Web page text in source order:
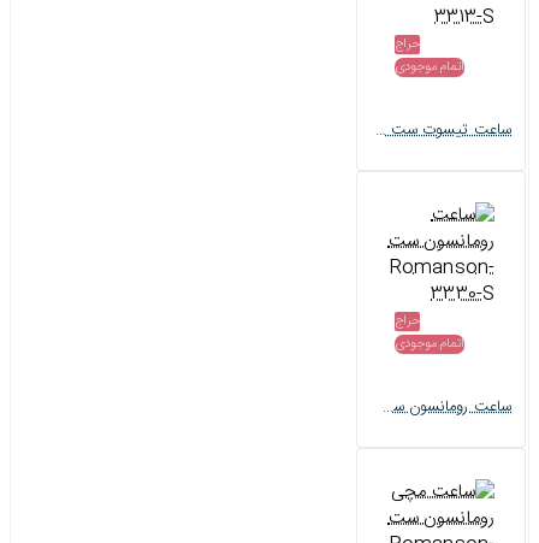
حراج
اتمام موجودی
ساعت تیسوت ست کرنوگراف Tissot-3313-S
حراج
اتمام موجودی
ساعت رومانسون ست Romanson-3330-S